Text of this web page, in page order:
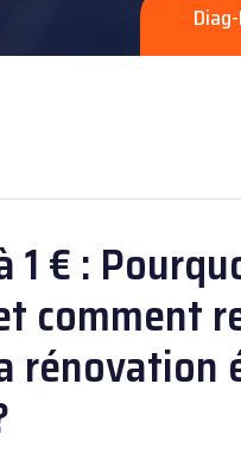
1 € :
comment
rénovation